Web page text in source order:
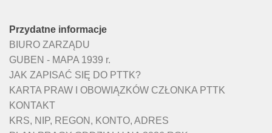
Przydatne informacje
BIURO ZARZĄDU
GUBEN - MAPA 1939 r.
JAK ZAPISAĆ SIĘ DO PTTK?
KARTA PRAW I OBOWIĄZKÓW CZŁONKA PTTK
KONTAKT
KRS, NIP, REGON, KONTO, ADRES